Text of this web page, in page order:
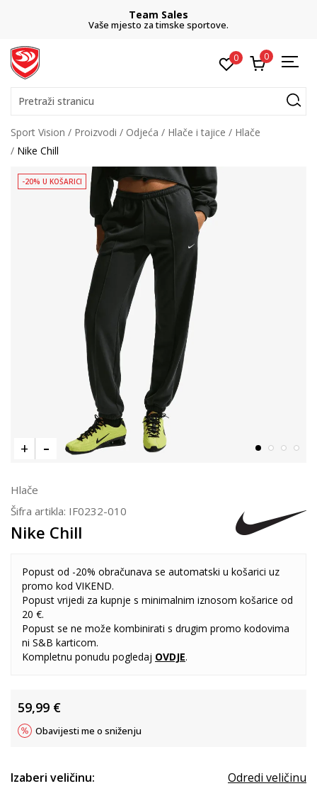
Team Sales
Vaše mjesto za timske sportove.
0 0
Pretraži stranicu
Sport Vision Proizvodi Odjeća Hlače i tajice
Hlače
Nike Chill
-20% U KOŠARICI
Hlače
Šifra artikla: IF0232-010
Nike Chill
Popust od -20% obračunava se automatski u košarici uz
promo kod VIKEND.
Popust vrijedi za kupnje s minimalnim iznosom košarice od
20 €.
Popust se ne može kombinirati s drugim promo kodovima
ni S&B karticom.
Kompletnu ponudu pogledaj OVDJE.
59,99 €
Obavijesti me o sniženju
Izaberi veličinu: Odredi veličinu